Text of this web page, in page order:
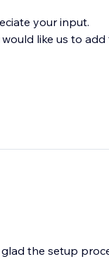
your input.
like us to
the setup